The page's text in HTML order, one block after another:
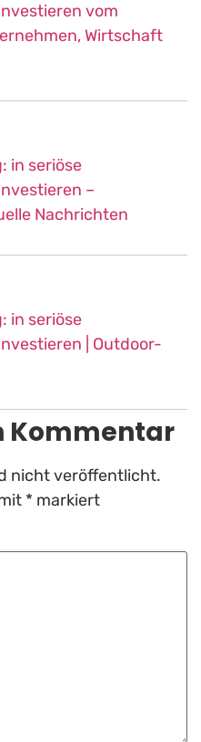
vom
Wirtschaft
in seriöse
–
Nachrichten
in seriöse
| Outdoor-
Kommentar
nicht veröffentlicht.
* markiert